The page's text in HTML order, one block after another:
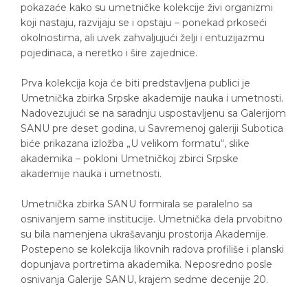
pokazaće kako su umetničke kolekcije živi organizmi
koji nastaju, razvijaju se i opstaju – ponekad prkoseći
okolnostima, ali uvek zahvaljujući želji i entuzijazmu
pojedinaca, a neretko i šire zajednice.
Prva kolekcija koja će biti predstavljena publici je
Umetnička zbirka Srpske akademije nauka i umetnosti.
Nadovezujući se na saradnju uspostavljenu sa Galerijom
SANU pre deset godina, u Savremenoj galeriji Subotica
biće prikazana izložba „U velikom formatu“, slike
akademika – pokloni Umetničkoj zbirci Srpske
akademije nauka i umetnosti.
Umetnička zbirka SANU formirala se paralelno sa
osnivanjem same institucije. Umetnička dela prvobitno
su bila namenjena ukrašavanju prostorija Akademije.
Postepeno se kolekcija likovnih radova profiliše i planski
dopunjava portretima akademika. Neposredno posle
osnivanja Galerije SANU, krajem sedme decenije 20.